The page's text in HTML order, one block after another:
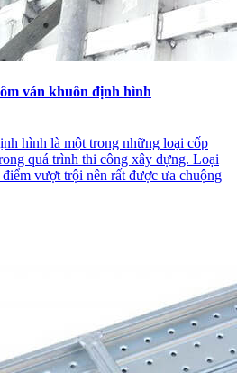
ván khuôn định hình
hình là một trong những loại cốp
quá trình thi công xây dựng. Loại
vượt trội nên rất được ưa chuộng